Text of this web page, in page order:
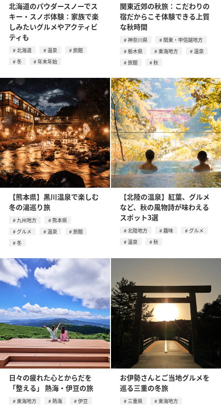
北海道のパウダースノーでス
キー・スノボ体験：家族で楽
しみたいグルメやアクティビ
ティも
北海道 温泉
旅館
冬
年末年始
関東近郊の秋旅：こだわりの
宿だからこそ体験できる上質
な秋時間
神奈川県
関東・甲信越地方
栃木県
東海地方
温泉
旅館
秋
【熊本県】黒川温泉で楽しむ
冬の湯巡り旅
九州地方
熊本県
グルメ
温泉
旅館
冬
【北陸の温泉】紅葉、グルメ
など、秋の風物詩が味わえる
スポット3選
北陸地方 趣味
グルメ
温泉
秋
日々の疲れた心とからだを
「整える」 熱海・伊豆の旅
東海地方 熱海
伊豆
お伊勢さんとご当地グルメを
巡る三重の冬旅
三重県
東海地方